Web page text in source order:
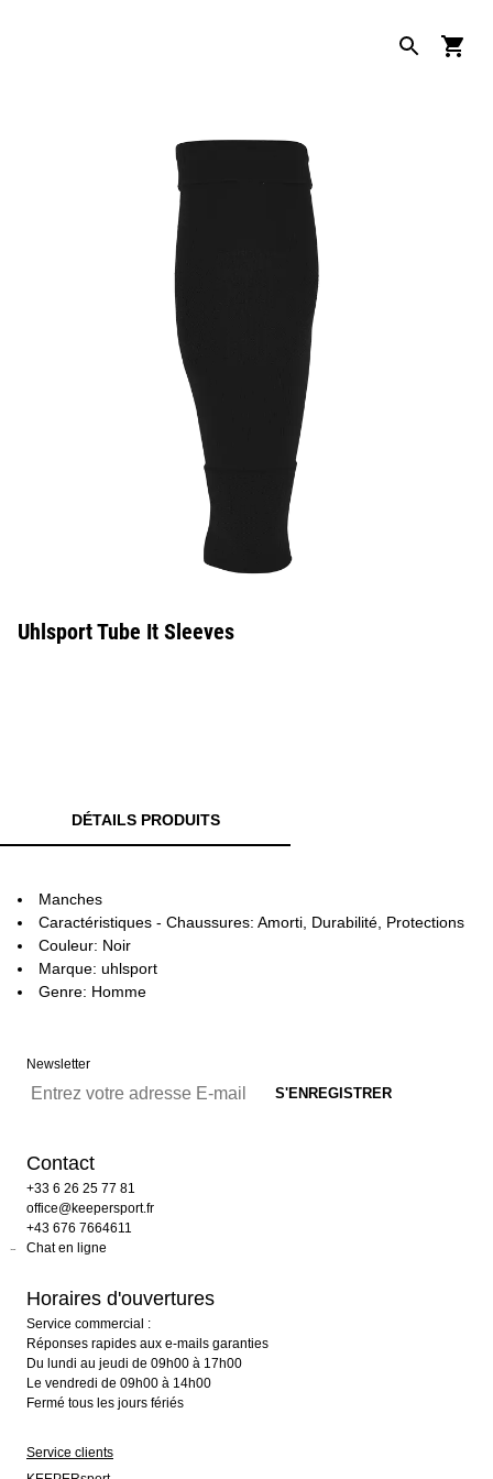
Uhlsport Tube It Sleeves
DÉTAILS PRODUITS
Manches
Caractéristiques - Chaussures: Amorti, Durabilité, Protections
Couleur: Noir
Marque: uhlsport
Genre: Homme
Newsletter
Contact
+33 6 26 25 77 81
office@keepersport.fr
+43 676 7664611
Chat en ligne
Horaires d'ouvertures
Service commercial :
Réponses rapides aux e-mails garanties
Du lundi au jeudi de 09h00 à 17h00
Le vendredi de 09h00 à 14h00
Fermé tous les jours fériés
Service clients